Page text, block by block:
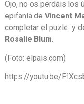
Ojo, no os perdáis los
epifanía de Vincent
completar el puzle y
Rosalie Blum.
(Foto: elpais.com)
https://youtu.be/